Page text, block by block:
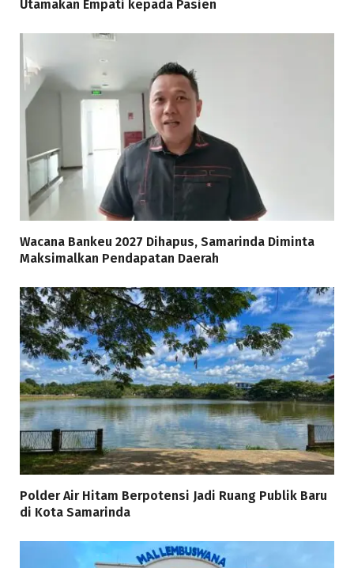
Utamakan Empati kepada Pasien
Wacana Bankeu 2027 Dihapus, Samarinda Diminta
Maksimalkan Pendapatan Daerah
Polder Air Hitam Berpotensi Jadi Ruang Publik Baru
di Kota Samarinda